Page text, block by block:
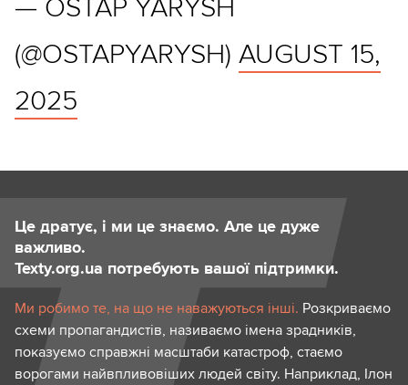
— OSTAP YARYSH
(@OSTAPYARYSH) AUGUST 15,
2025
Це дратує, і ми це знаємо. Але це дуже
важливо.
Texty.org.ua потребують вашої підтримки.
Ми робимо те, на що не наважуються інші. Розкриваємо
схеми пропагандистів, називаємо імена зрадників,
показуємо справжні масштаби катастроф, стаємо
ворогами найвпливовіших людей світу. Наприклад, Ілон